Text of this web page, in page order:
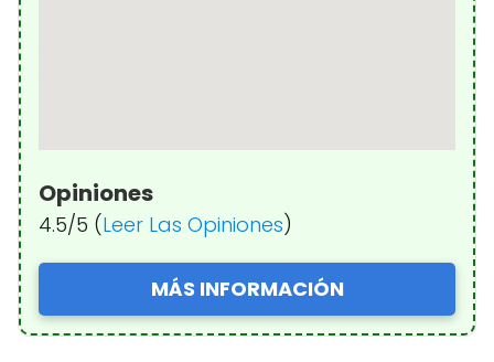
Opiniones
4.5/5 (Leer Las Opiniones)
MÁS INFORMACIÓN